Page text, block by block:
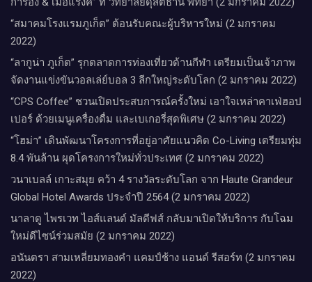
“สมาคมโรงแรมภูเก็ต” ต้อนรับคณะผู้บริหารใหม่ (2 มกราคม
2022)
“ลากูน่า ภูเก็ต” รุกตลาดการท่องเที่ยวด้านกีฬา เตรียมเป็นเจ้าภาพ
จัดงานแข่งขันวอลเล่ย์บอล 3 ลีกใหญ่ระดับโลก (2 มกราคม 2022)
“CPS Coffee” ชวนเปิดประสบการณ์ครั้งใหม่ เอาใจเหล่าคาเฟ่ฮอป
เปอร์ ด้วยเมนูเครื่องดื่ม และเบเกอรี่สุดพิเศษ (2 มกราคม 2022)
“โฮม่า” เดินพัฒนาโครงการที่อยู่อาศัยแนวคิด Co-Living เตรียมทุ่ม
8.4 พันล้าน ผุดโครงการใหม่ทั่วประเทศ (2 มกราคม 2022)
วนาเบลล์ เกาะสมุย คว้า 4 รางวัลระดับโลก จาก Haute Grandeur
Global Hotel Awards ประจำปี 2564 (2 มกราคม 2022)
นาลาดู ไพรเวท ไอส์แลนด์ มัลดีฟส์ กลับมาเปิดให้บริการ กับโฉม
ใหม่ดีไซน์ร่วมสมัย (2 มกราคม 2022)
อนันตรา สามเหลี่ยมทองคำ แคมป์ช้าง แอนด์ รีสอร์ท (2 มกราคม
2022)